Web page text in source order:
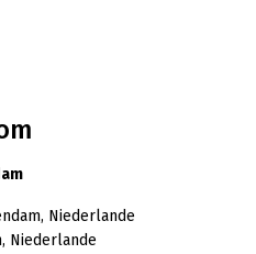
Niederlande
Niederlande